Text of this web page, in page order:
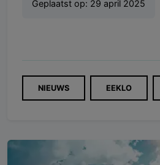
Geplaatst op: 29 april 2025
NIEUWS EEKLO